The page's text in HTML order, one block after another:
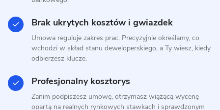
PREFABRYKAT BETONOWY
Brak ukrytych kosztów i gwiazdek
Umowa reguluje zakres prac. Precyzyjnie określamy, co
wchodzi w skład stanu deweloperskiego, a Ty wiesz, kiedy
odbierzesz klucze.
Profesjonalny kosztorys
Zanim podpiszesz umowę, otrzymasz wiążącą wycenę
opartą na realnych rynkowych stawkach i sprawdzonym